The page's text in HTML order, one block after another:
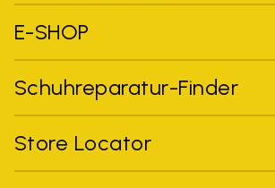
E-SHOP
Schuhreparatur-Finder
Store Locator